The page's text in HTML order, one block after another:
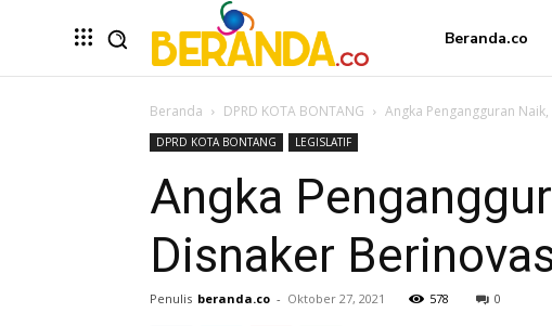
Beranda.co
Beranda DPRD KOTA BONTANG Angka Pengangguran
DPRD KOTA BONTANG LEGISLATIF
Angka
Disnaker
Penulis beranda.co - Oktober 27, 2021 578 0